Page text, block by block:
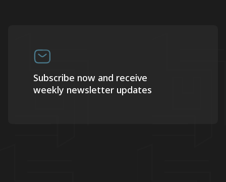
Subscribe now and receive
weekly newsletter updates